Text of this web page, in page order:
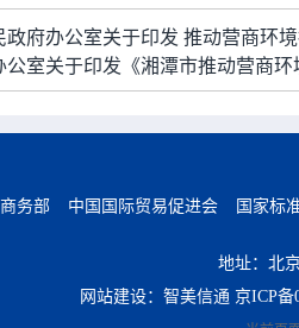
政府办公室关于印发 推动营商环
室关于印发《湘潭市推动营商
商务部 中国国际贸易促进会 国家标
地址：北
网站建设：智美信通 京ICP备